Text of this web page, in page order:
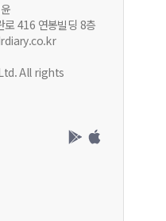
로 416 연봉빌딩 8층
All rights